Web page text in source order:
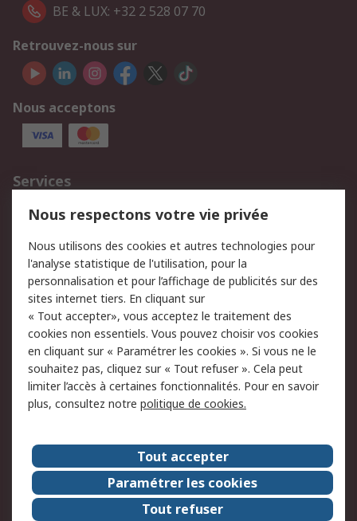
BE & LUX: +32 2 528 07 70
Retrouvez-nous sur
Nous acceptons
Services
750.000 produits
2.500 marques
Retours
Support technique
Track & trace
Legal
Politique de cookies
Sécurité des e-mails
Politique de protection
des données - Mise à
jour
Conditions générales
de vente
A propos de RS
Le groupe RS Group
A propos de RS
RS dans le monde
Travaillez chez RS
Nous respectons votre vie privée
Nous utilisons des cookies et autres technologies pour
l'analyse statistique de l'utilisation, pour la
personnalisation et pour l’affichage de publicités sur des
sites internet tiers. En cliquant sur
« Tout accepter», vous acceptez le traitement des
cookies non essentiels. Vous pouvez choisir vos cookies
en cliquant sur « Paramétrer les cookies ». Si vous ne le
souhaitez pas, cliquez sur « Tout refuser ». Cela peut
limiter l’accès à certaines fonctionnalités. Pour en savoir
plus, consultez notre politique de cookies.
Tout accepter
Paramétrer les cookies
Tout refuser